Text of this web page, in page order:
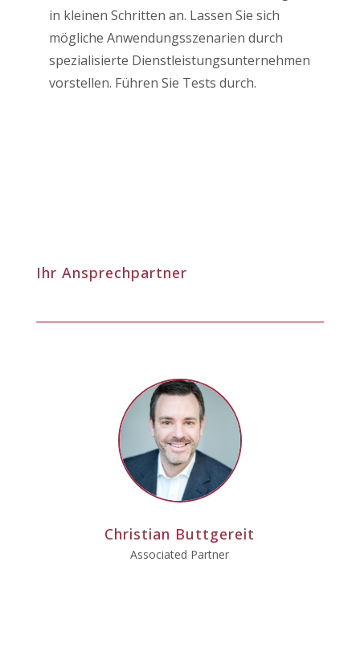
in kleinen Schritten an. Lassen Sie sich
mögliche Anwendungsszenarien durch
spezialisierte Dienstleistungsunternehmen
vorstellen. Führen Sie Tests durch.
Ihr Ansprechpartner
Christian Buttgereit
Associated Partner